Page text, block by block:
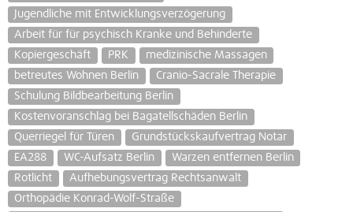
Jugendliche mit Entwicklungsverzögerung
Arbeit für für psychisch Kranke und Behinderte
Kopiergeschäft
PRK
medizinische Massagen
betreutes Wohnen Berlin
Cranio-Sacrale Therapie
Schulung Bildbearbeitung Berlin
Kostenvoranschlag bei Bagatellschäden Berlin
Querriegel für Türen
Grundstückskaufvertrag Notar
EA288
WC-Aufsatz Berlin
Warzen entfernen Berlin
Rotlicht
Aufhebungsvertrag Rechtsanwalt
Orthopädie Konrad-Wolf-Straße